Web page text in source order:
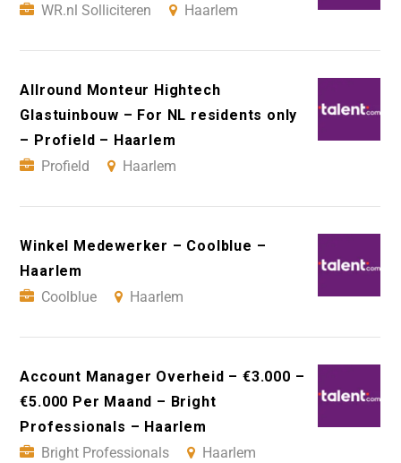
WR.nl Solliciteren
Haarlem
Allround Monteur Hightech
Glastuinbouw – For NL residents only
– Profield – Haarlem
Profield
Haarlem
Winkel Medewerker – Coolblue –
Haarlem
Coolblue
Haarlem
Account Manager Overheid – €3.000 –
€5.000 Per Maand – Bright
Professionals – Haarlem
Bright Professionals
Haarlem